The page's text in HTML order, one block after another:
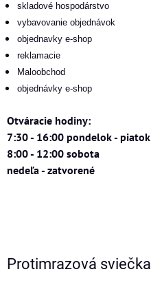
skladové hospodárstvo
vybavovanie objednávok
objednavky e-shop
reklamacie
Maloobchod
objednávky e-shop
Otváracie hodiny:
7:30 - 16:00 pondelok - piatok
8:00 - 12:00 sobota
nedeľa - zatvorené
Protimrazová sviečka